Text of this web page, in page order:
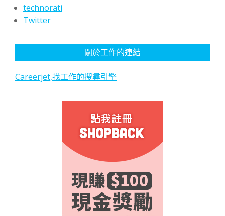
technorati
Twitter
關於工作的連結
Careerjet,找工作的搜尋引擎